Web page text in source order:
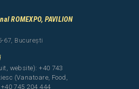
ROMEXPO, PAVILION
67, București
website): +40 743
(Vanatoare, Food,
745 204 444